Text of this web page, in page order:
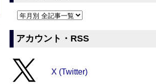
アカウント・RSS
X (Twitter)